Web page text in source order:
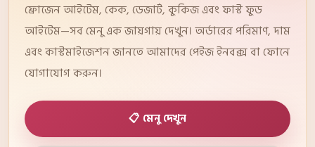
ফ্রোজেন আইটেম, কেক, ডেজার্ট, কুকিজ এবং ফাস্ট ফুড
আইটেম—সব মেনু এক জায়গায় দেখুন। অর্ডারের পরিমাণ, দাম
এবং কাস্টমাইজেশন জানতে আমাদের পেইজ ইনবক্স বা ফোনে
যোগাযোগ করুন।
📋 মেনু দেখুন